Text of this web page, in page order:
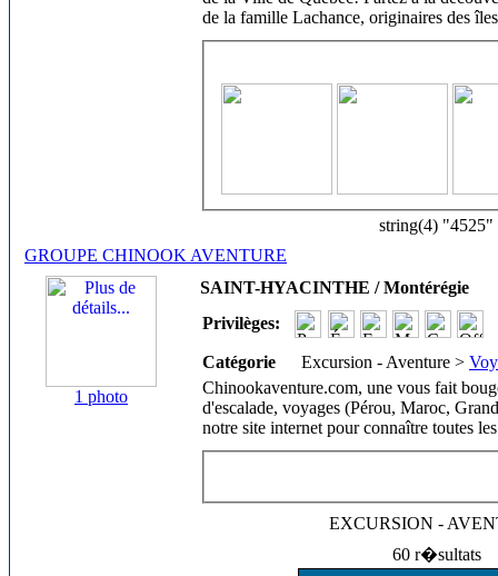
de la famille Lachance, originaires des
string(4) "4525"
GROUPE CHINOOK AVENTURE
1 photo
SAINT-HYACINTHE / Montérégie
Privilèges:
Catégorie Excursion - Aventure >
Chinookaventure.com, une vous fait
d'escalade, voyages (Pérou, Maroc,
notre site internet pour connaître toutes
EXCURSION -
60 r�sultats